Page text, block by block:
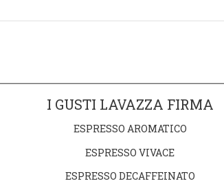
I GUSTI LAVAZZA FIRMA
ESPRESSO AROMATICO
ESPRESSO VIVACE
ESPRESSO DECAFFEINATO